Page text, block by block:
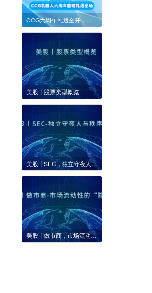
CCG六周年礼遇全开，量化工具护航理财增收！
美股丨股票类型概览
美股丨SEC，独立守夜人与秩序守护者
美股丨做市商，市场流动性的“隐形引擎”